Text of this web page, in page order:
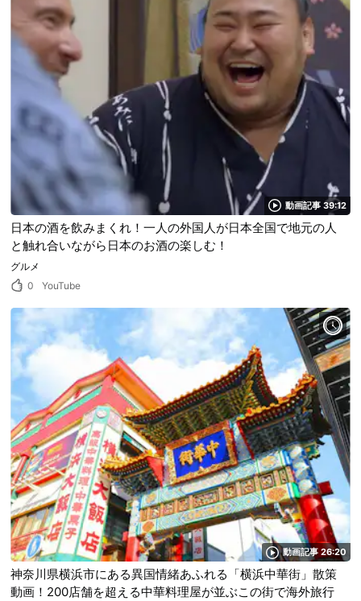
動画記事 39:12
日本の酒を飲みまくれ！一人の外国人が日本全国で地元の人
と触れ合いながら日本のお酒の楽しむ！
グルメ
0
YouTube
動画記事 26:20
神奈川県横浜市にある異国情緒あふれる「横浜中華街」散策
動画！200店舗を超える中華料理屋が並ぶこの街で海外旅行